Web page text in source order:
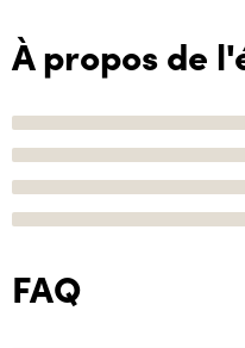
À propos de
FAQ